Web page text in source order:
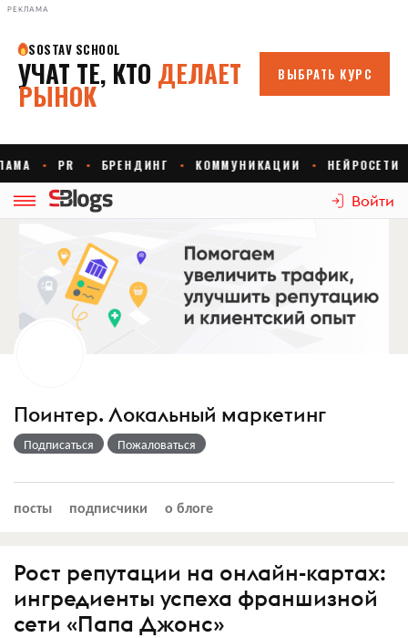
РЕКЛАМА
Войти
Поинтер. Локальный маркетинг
Подписаться Пожаловаться
посты подписчики о блоге
Рост репутации на онлайн-картах:
ингредиенты успеха франшизной
сети «Папа Джонс»